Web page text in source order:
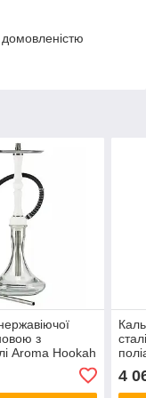
з
Aroma Hookah
4